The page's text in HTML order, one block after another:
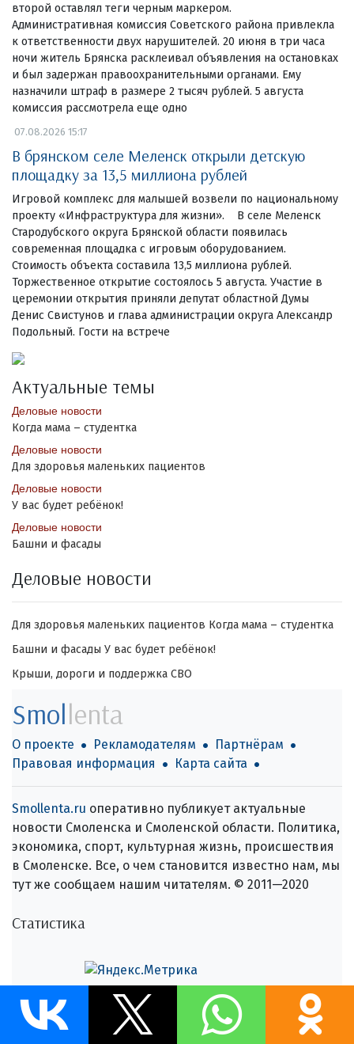
второй оставлял теги черным маркером.
Административная комиссия Советского района привлекла
к ответственности двух нарушителей. 20 июня в три часа
ночи житель Брянска расклеивал объявления на остановках
и был задержан правоохранительными органами. Ему
назначили штраф в размере 2 тысяч рублей. 5 августа
комиссия рассмотрела еще одно
07.08.2026 15:17
В брянском селе Меленск открыли детскую
площадку за 13,5 миллиона рублей
Игровой комплекс для малышей возвели по национальному
проекту «Инфраструктура для жизни». В селе Меленск
Стародубского округа Брянской области появилась
современная площадка с игровым оборудованием.
Стоимость объекта составила 13,5 миллиона рублей.
Торжественное открытие состоялось 5 августа. Участие в
церемонии открытия приняли депутат областной Думы
Денис Свистунов и глава администрации округа Александр
Подольный. Гости на встрече
Актуальные темы
Деловые новости
Когда мама – студентка
Деловые новости
Для здоровья маленьких пациентов
Деловые новости
У вас будет ребёнок!
Деловые новости
Башни и фасады
Деловые новости
Для здоровья маленьких пациентов Когда мама – студентка
Башни и фасады У вас будет ребёнок!
Крыши, дороги и поддержка СВО
Smollenta
О проекте Рекламодателям
Партнёрам
Правовая информация
Карта сайта
Smollenta.ru оперативно публикует актуальные
новости Смоленска и Смоленской области. Политика,
экономика, спорт, культурная жизнь, происшествия
в Смоленске. Все, о чем становится известно нам, мы
тут же сообщаем нашим читателям. © 2011—2020
Статистика